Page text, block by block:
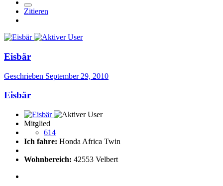
Zitieren
Eisbär
Geschrieben September 29, 2010
Eisbär
Mitglied
614
Ich fahre: Honda Africa Twin
Wohnbereich: 42553 Velbert